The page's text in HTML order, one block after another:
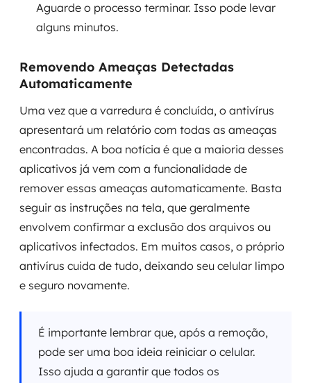
Aguarde o processo terminar. Isso pode levar
alguns minutos.
Removendo Ameaças Detectadas
Automaticamente
Uma vez que a varredura é concluída, o antivírus
apresentará um relatório com todas as ameaças
encontradas. A boa notícia é que a maioria desses
aplicativos já vem com a funcionalidade de
remover essas ameaças automaticamente. Basta
seguir as instruções na tela, que geralmente
envolvem confirmar a exclusão dos arquivos ou
aplicativos infectados. Em muitos casos, o próprio
antivírus cuida de tudo, deixando seu celular limpo
e seguro novamente.
É importante lembrar que, após a remoção,
pode ser uma boa ideia reiniciar o celular.
Isso ajuda a garantir que todos os